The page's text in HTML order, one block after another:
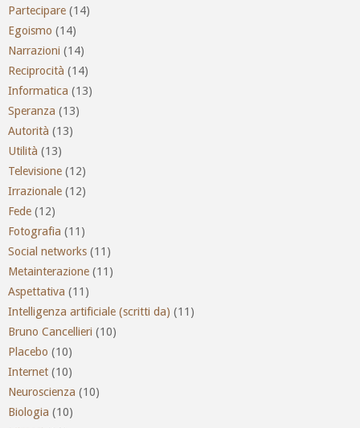
Partecipare (14)
Egoismo (14)
Narrazioni (14)
Reciprocità (14)
Informatica (13)
Speranza (13)
Autorità (13)
Utilità (13)
Televisione (12)
Irrazionale (12)
Fede (12)
Fotografia (11)
Social networks (11)
Metainterazione (11)
Aspettativa (11)
Intelligenza artificiale (scritti da) (11)
Bruno Cancellieri (10)
Placebo (10)
Internet (10)
Neuroscienza (10)
Biologia (10)